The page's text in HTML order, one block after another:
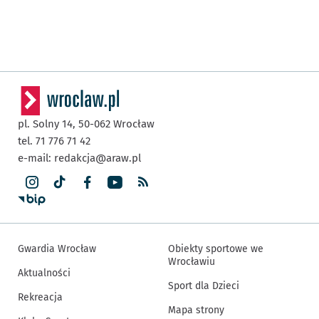
pl. Solny 14, 50-062 Wrocław
tel. 71 776 71 42
e-mail: redakcja@araw.pl
Gwardia Wrocław
Aktualności
Rekreacja
Obiekty sportowe we
Wrocławiu
Sport dla Dzieci
Mapa strony